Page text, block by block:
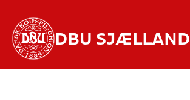
DBU SJÆLLAND